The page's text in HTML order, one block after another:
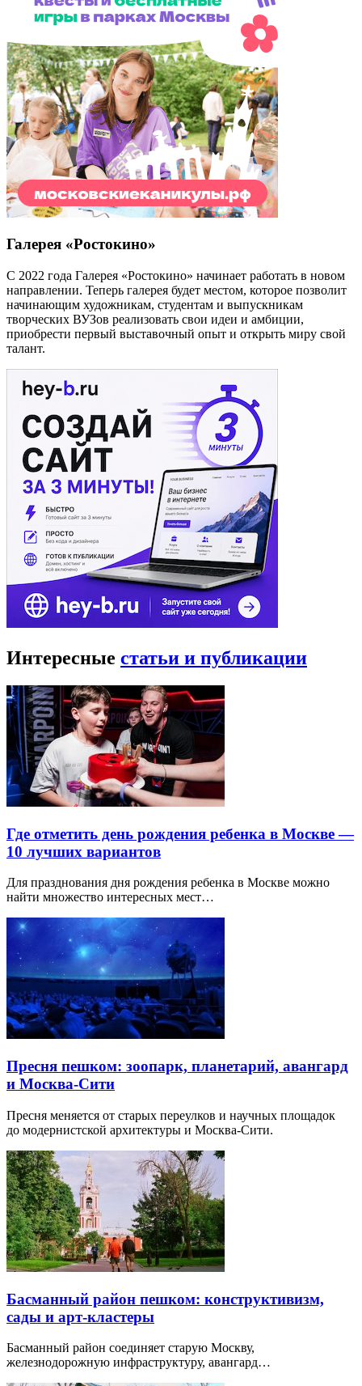
Галерея «Ростокино»
С 2022 года Галерея «Ростокино» начинает работать в новом
направлении. Теперь галерея будет местом, которое позволит
начинающим художникам, студентам и выпускникам
творческих ВУЗов реализовать свои идеи и амбиции,
приобрести первый выставочный опыт и открыть миру свой
талант.
Интересные статьи и публикации
Где отметить день рождения ребенка в Москве —
10 лучших вариантов
Для празднования дня рождения ребенка в Москве можно
найти множество интересных мест…
Пресня пешком: зоопарк, планетарий, авангард
и Москва-Сити
Пресня меняется от старых переулков и научных площадок
до модернистской архитектуры и Москва-Сити.
Басманный район пешком: конструктивизм,
сады и арт-кластеры
Басманный район соединяет старую Москву,
железнодорожную инфраструктуру, авангард…